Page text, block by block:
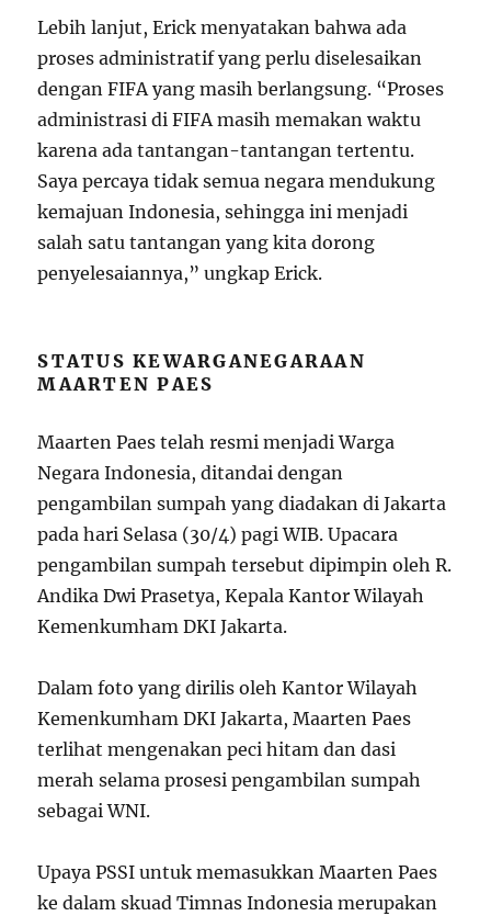
Lebih lanjut, Erick menyatakan bahwa ada
proses administratif yang perlu diselesaikan
dengan FIFA yang masih berlangsung. “Proses
administrasi di FIFA masih memakan waktu
karena ada tantangan-tantangan tertentu.
Saya percaya tidak semua negara mendukung
kemajuan Indonesia, sehingga ini menjadi
salah satu tantangan yang kita dorong
penyelesaiannya,” ungkap Erick.
STATUS KEWARGANEGARAAN
MAARTEN PAES
Maarten Paes telah resmi menjadi Warga
Negara Indonesia, ditandai dengan
pengambilan sumpah yang diadakan di Jakarta
pada hari Selasa (30/4) pagi WIB. Upacara
pengambilan sumpah tersebut dipimpin oleh R.
Andika Dwi Prasetya, Kepala Kantor Wilayah
Kemenkumham DKI Jakarta.
Dalam foto yang dirilis oleh Kantor Wilayah
Kemenkumham DKI Jakarta, Maarten Paes
terlihat mengenakan peci hitam dan dasi
merah selama prosesi pengambilan sumpah
sebagai WNI.
Upaya PSSI untuk memasukkan Maarten Paes
ke dalam skuad Timnas Indonesia merupakan